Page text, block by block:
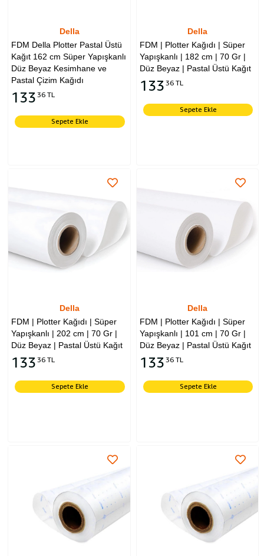
Della
FDM Della Plotter Pastal Üstü
Kağıt 162 cm Süper Yapışkanlı
Düz Beyaz Kesimhane ve
Pastal Çizim Kağıdı
133 36 TL
Sepete Ekle
Della
FDM | Plotter Kağıdı | Süper
Yapışkanlı | 182 cm | 70 Gr |
Düz Beyaz | Pastal Üstü Kağıt
133 36 TL
Sepete Ekle
Della
FDM | Plotter Kağıdı | Süper
Yapışkanlı | 202 cm | 70 Gr |
Düz Beyaz | Pastal Üstü Kağıt
133 36 TL
Sepete Ekle
Della
FDM | Plotter Kağıdı | Süper
Yapışkanlı | 101 cm | 70 Gr |
Düz Beyaz | Pastal Üstü Kağıt
133 36 TL
Sepete Ekle